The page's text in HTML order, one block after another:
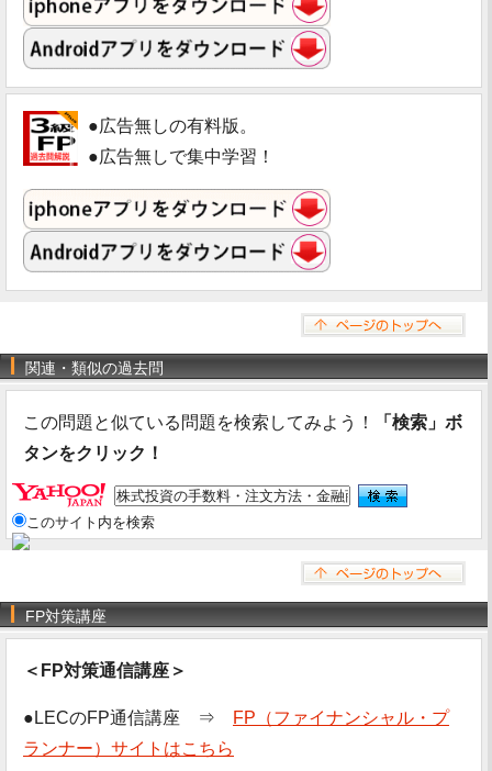
●広告無しの有料版。
●広告無しで集中学習！
関連・類似の過去問
この問題と似ている問題を検索してみよう！
「検索」ボ
タンをクリック！
このサイト内を検索
FP対策講座
＜FP対策通信講座＞
●LECのFP通信講座 ⇒
FP（ファイナンシャル・プ
ランナー）サイトはこちら